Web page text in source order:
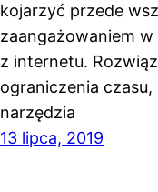
kojarzyć przede
zaangażowaniem
z internetu.
ograniczenia
narzędzia
13 lipca, 2019